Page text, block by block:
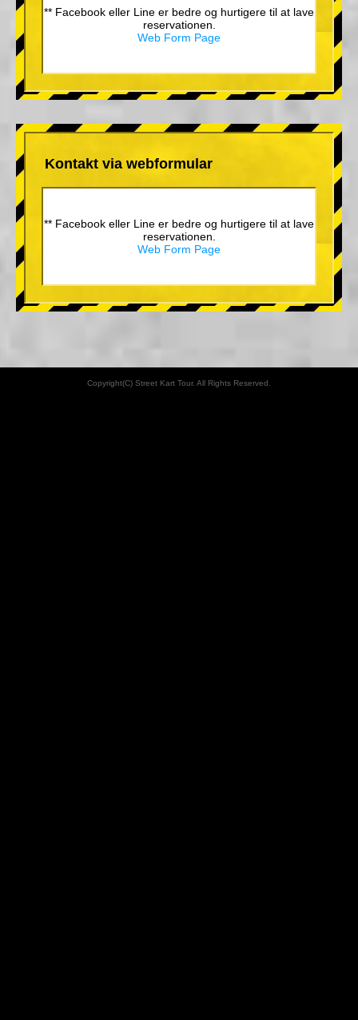
** Facebook eller Line er bedre og hurtigere til at lave
reservationen.
Web Form Page
Kontakt via webformular
** Facebook eller Line er bedre og hurtigere til at lave
reservationen.
Web Form Page
Copyright(C) Street Kart Tour. All Rights Reserved.